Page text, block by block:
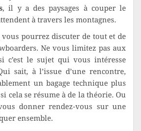
, il y a des paysages à couper le
à travers les montagnes.
pourrez discuter de tout et de
Ne vous limitez pas aux
c’est le sujet qui vous intéresse
sait, à l’issue d’une rencontre,
un bagage technique plus
cela se résume à de la théorie. Ou
donner rendez-vous sur une
ensemble.